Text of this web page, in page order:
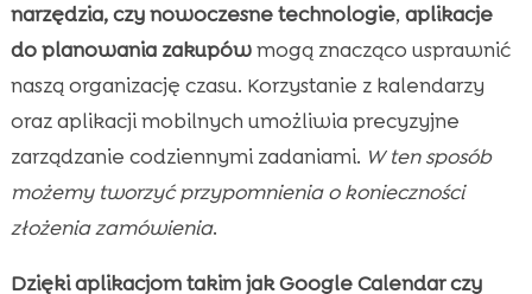
narzędzia, czy nowoczesne technologie, aplikacje
do planowania zakupówmogą znacząco usprawnić
naszą organizację czasu. Korzystanie z kalendarzy
oraz aplikacji mobilnych umożliwia precyzyjne
zarządzanie codziennymi zadaniami. W ten sposób
możemy tworzyć przypomnienia o konieczności
złożenia zamówienia.
Dzięki aplikacjom takim jak Google Calendar czy